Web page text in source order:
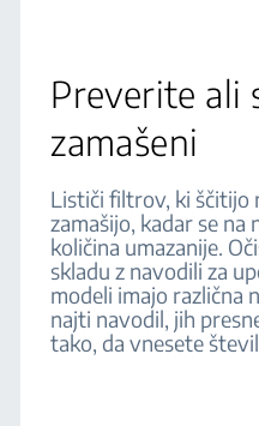
Preverite ali
zamašeni
Lističi filtrov, ki ščitijo
zamašijo, kadar se na
količina umazanije.
skladu z navodili za
modeli imajo različna
najti navodil, jih
tako, da vnesete